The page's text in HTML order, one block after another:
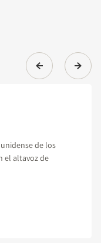
de los
el altavoz de